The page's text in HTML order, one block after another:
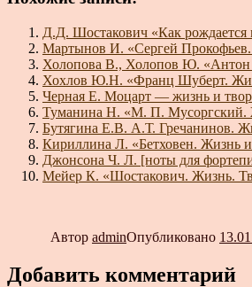
Д.Д. Шостакович «Как рождается
Мартынов И. «Сергей Прокофьев.
Холопова В., Холопов Ю. «Антон
Хохлов Ю.Н. «Франц Шуберт.
Черная Е. Моцарт — жизнь и
Туманина Н. «М. П. Мусоргский.
Бутягина Е.В. А.Т. Гречанинов.
Кириллина Л. «Бетховен. Жизнь и
Джонсона Ч. Л. [ноты для
Мейер К. «Шостакович. Жизнь.
Автор adminОпубликовано
Добавить комментарий